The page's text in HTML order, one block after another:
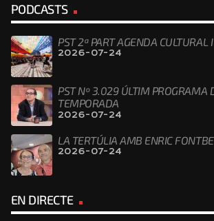
PODCASTS
PST 2ª PART AGENDA CULTURAL
2026-07-24
PST Nº 3.029 ÚLTIM PROGRAMA
TEMPORADA
2026-07-24
LA TERTÚLIA AMB ENRIC
2026-07-24
EN DIRECTE